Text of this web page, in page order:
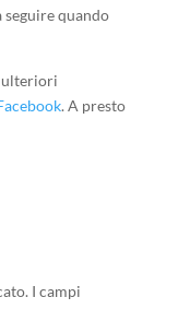
quando
ulteriori
. A presto
I campi